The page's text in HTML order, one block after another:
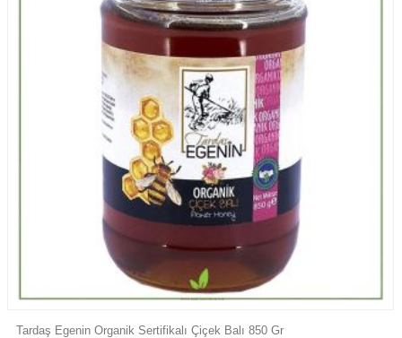
Tardaş Egenin Organik Sertifikalı Çiçek Balı 850 Gr